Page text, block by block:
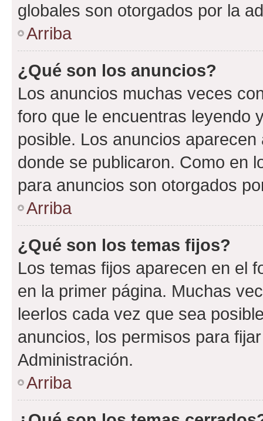
globales son otorgados por la
Arriba
¿Qué son los anuncios?
Los anuncios muchas veces
foro que le encuentras leyendo
posible. Los anuncios
donde se publicaron. Como en
para anuncios son otorgados
Arriba
¿Qué son los temas fijos?
Los temas fijos aparecen en el
en la primer página. Muchas
leerlos cada vez que sea
anuncios, los permisos para
Administración.
Arriba